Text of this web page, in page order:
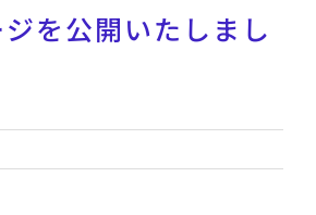
を公開いたしまし